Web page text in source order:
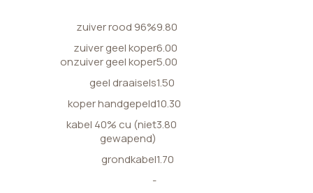
zuiver rood 96%9.80
zuiver geel koper
onzuiver geel koper
6.00
5.00
geel draaisels1.50
koper handgepeld10.30
kabel 40% cu (niet
gewapend)
3.80
grondkabel1.70
-